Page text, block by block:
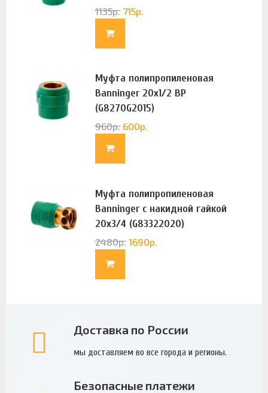
1135р. 715р.
Муфта полипропиленовая
Banninger 20х1/2 ВР
(G8270G2015)
960р. 600р.
Муфта полипропиленовая
Banninger с накидной гайкой
20х3/4 (G83322020)
2480р. 1690р.
Доставка по России
мы доставляем во все города и регионы.
Безопасные платежи